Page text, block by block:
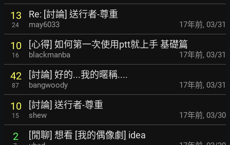
13
24
Re: [討論] 送行者-尊重
may6033 17年前, 03/31
10
16
[心得] 如何第一次使用ptt就上手 基礎篇
blackmanba 17年前, 03/31
42
87
[討論] 好的...我的暱稱....
bangwoody 17年前, 03/31
10
15
[討論] 送行者-尊重
shew 17年前, 03/30
2 [閒聊] 想看 [我的偶像劇] idea